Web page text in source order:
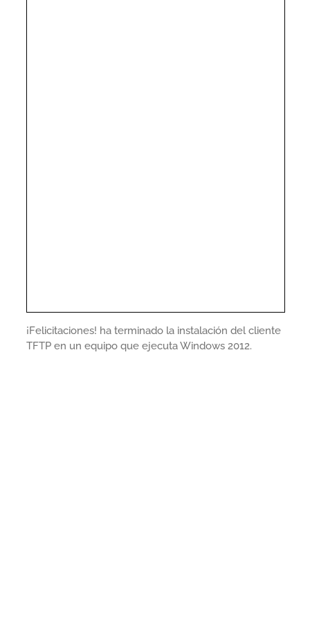
¡Felicitaciones! ha terminado la instalación del cliente
TFTP en un equipo que ejecuta Windows 2012.